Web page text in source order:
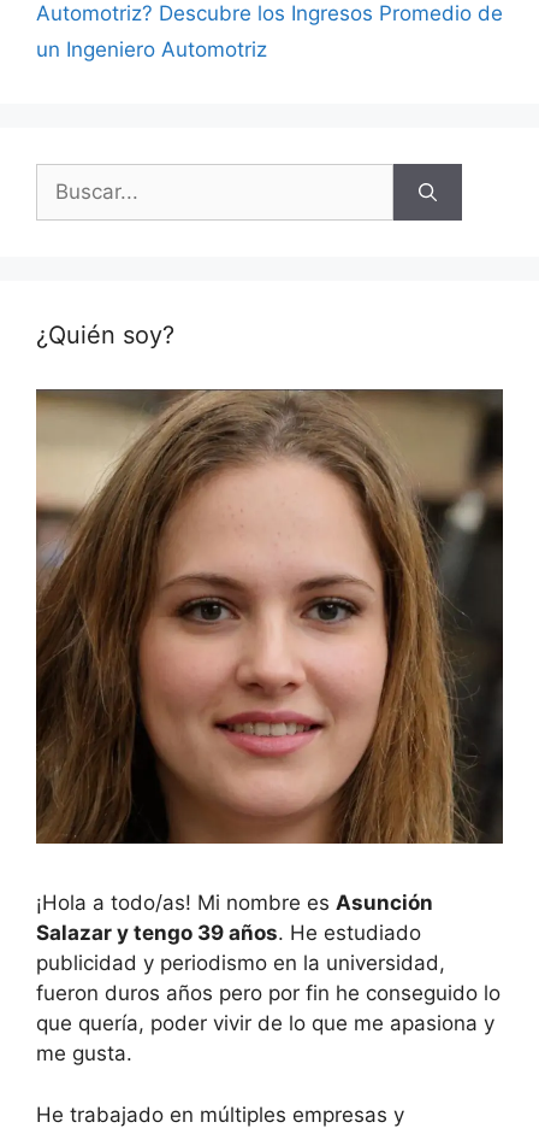
Automotriz? Descubre los Ingresos Promedio de
un Ingeniero Automotriz
Buscar:
¿Quién soy?
¡Hola a todo/as! Mi nombre es Asunción
Salazar y tengo 39 años. He estudiado
publicidad y periodismo en la universidad,
fueron duros años pero por fin he conseguido lo
que quería, poder vivir de lo que me apasiona y
me gusta.
He trabajado en múltiples empresas y